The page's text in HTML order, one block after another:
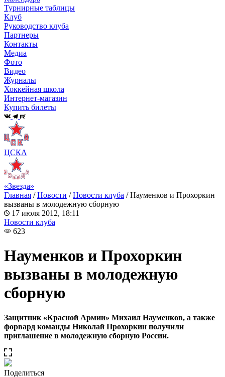
Турнирные таблицы
Клуб
Руководство клуба
Партнеры
Контакты
Медиа
Фото
Видео
Журналы
Хоккейная школа
Интернет-магазин
Купить билеты
ЦСКА
«Звезда»
Главная /Новости /Новости клуба /Науменков и Прохоркин
вызваны в молодежную сборную
17 июля 2012, 18:11
Новости клуба
623
Науменков и Прохоркин
вызваны в молодежную
сборную
Защитник «Красной Армии» Михаил Науменков, а также
форвард команды Николай Прохоркин получили
приглашение в молодежную сборную России.
Поделиться